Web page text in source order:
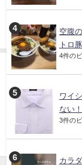
空腹
トロ
4件の
ワイ
ない！
3件の
カラ